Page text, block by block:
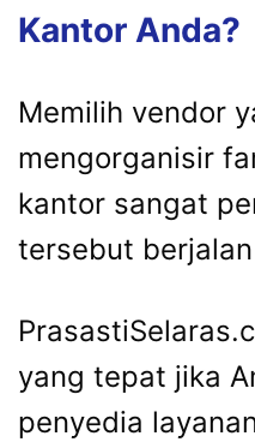
Kantor Anda?
Memilih vendor
mengorganisir
kantor sangat
tersebut
yang tepat jika
penyedia